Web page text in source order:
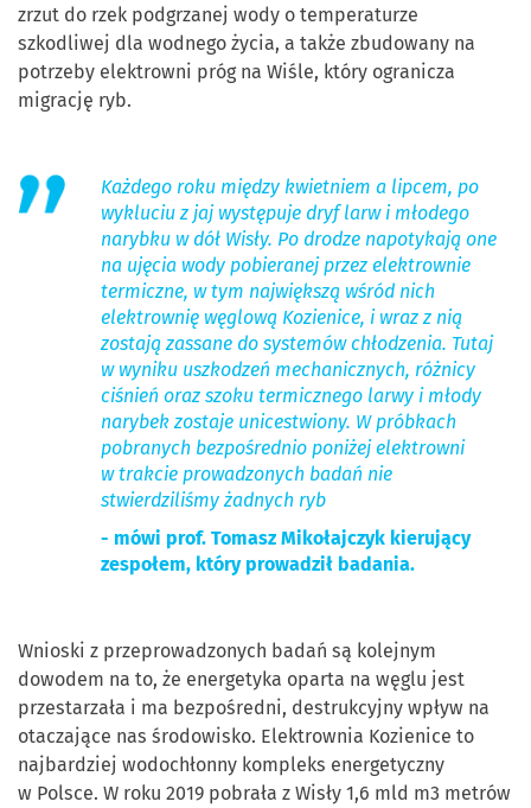
zrzut do rzek podgrzanej wody o temperaturze
szkodliwej dla wodnego życia, a także zbudowany na
potrzeby elektrowni próg na Wiśle, który ogranicza
migrację ryb.
Każdego roku między kwietniem a lipcem, po
wykluciu z jaj występuje dryf larw i młodego
narybku w dół Wisły. Po drodze napotykają one
na ujęcia wody pobieranej przez elektrownie
termiczne, w tym największą wśród nich
elektrownię węglową Kozienice, i wraz z nią
zostają zassane do systemów chłodzenia. Tutaj
w wyniku uszkodzeń mechanicznych, różnicy
ciśnień oraz szoku termicznego larwy i młody
narybek zostaje unicestwiony. W próbkach
pobranych bezpośrednio poniżej elektrowni
w trakcie prowadzonych badań nie
stwierdziliśmy żadnych ryb
- mówi prof. Tomasz Mikołajczyk kierujący
zespołem, który prowadził badania.
Wnioski z przeprowadzonych badań są kolejnym
dowodem na to, że energetyka oparta na węglu jest
przestarzała i ma bezpośredni, destrukcyjny wpływ na
otaczające nas środowisko. Elektrownia Kozienice to
najbardziej wodochłonny kompleks energetyczny
w Polsce. W roku 2019 pobrała z Wisły 1,6 mld m3 metrów